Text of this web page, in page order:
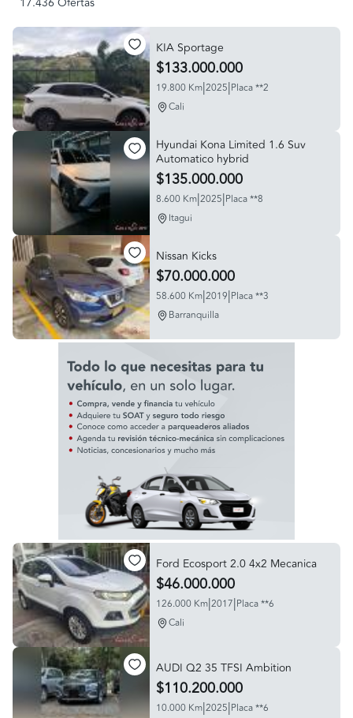
KIA Sportage
$133.000.000
19.800 Km|2025|Placa **2
Cali
Hyundai Kona Limited 1.6 Suv
Automatico hybrid
$135.000.000
8.600 Km|2025|Placa **8
Itagui
Nissan Kicks
$70.000.000
58.600 Km|2019|Placa **3
Barranquilla
Ford Ecosport 2.0 4x2 Mecanica
$46.000.000
126.000 Km|2017|Placa **6
Cali
AUDI Q2 35 TFSI Ambition
$110.200.000
10.000 Km|2025|Placa **6